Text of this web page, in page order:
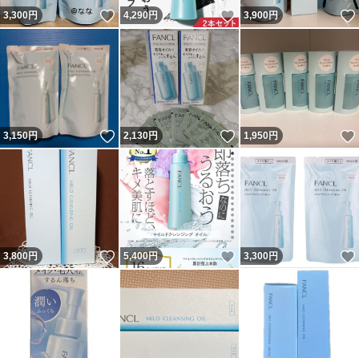
3,300円 いいね！
4,290円 いいね！
3,900円
3,150円 いいね！
2,130円 いいね！
1,950円
3,800円 いいね！
5,400円 いいね！
3,300円